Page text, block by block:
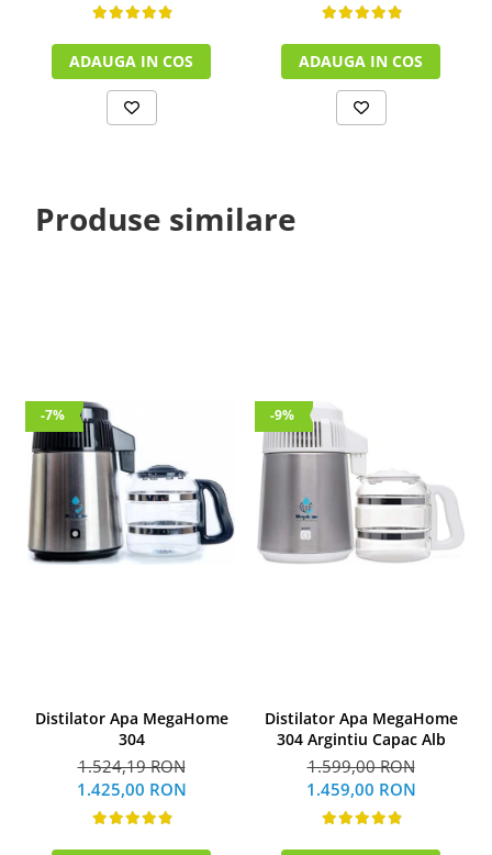
ADAUGA IN COS ADAUGA IN COS
Produse similare
-7%
Distilator Apa MegaHome
304
1.524,19 RON
1.425,00 RON
-9%
Distilator Apa MegaHome
304 Argintiu Capac Alb
1.599,00 RON
1.459,00 RON